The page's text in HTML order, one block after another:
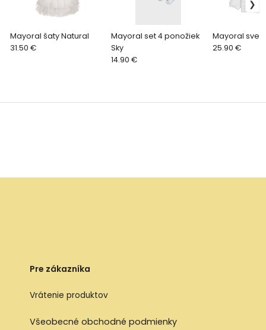
Mayoral šaty Natural
31.50 €
Mayoral set 4 ponožiek
Sky
14.90 €
Mayoral
25.90 €
Pre zákazníka
Vrátenie produktov
Všeobecné obchodné podmienky